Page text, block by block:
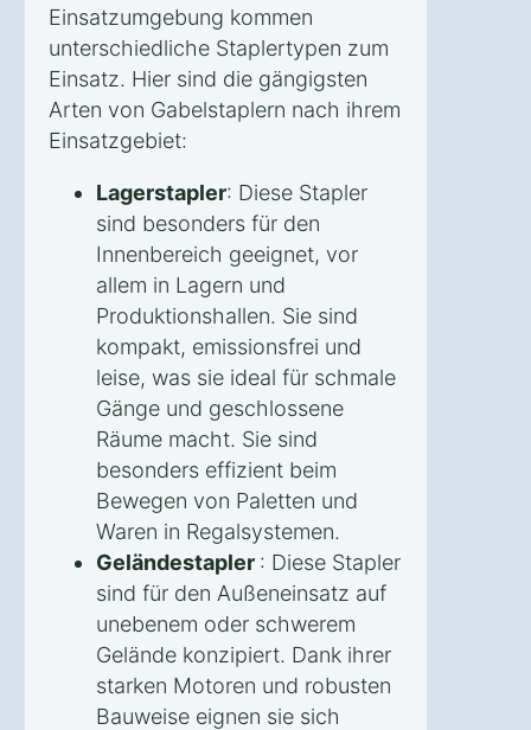
Einsatzumgebung kommen
unterschiedliche Staplertypen zum
Einsatz. Hier sind die gängigsten
Arten von Gabelstaplern nach ihrem
Einsatzgebiet:
Lagerstapler: Diese Stapler
sind besonders für den
Innenbereich geeignet, vor
allem in Lagern und
Produktionshallen. Sie sind
kompakt, emissionsfrei und
leise, was sie ideal für schmale
Gänge und geschlossene
Räume macht. Sie sind
besonders effizient beim
Bewegen von Paletten und
Waren in Regalsystemen.
Geländestapler : Diese Stapler
sind für den Außeneinsatz auf
unebenem oder schwerem
Gelände konzipiert. Dank ihrer
starken Motoren und robusten
Bauweise eignen sie sich